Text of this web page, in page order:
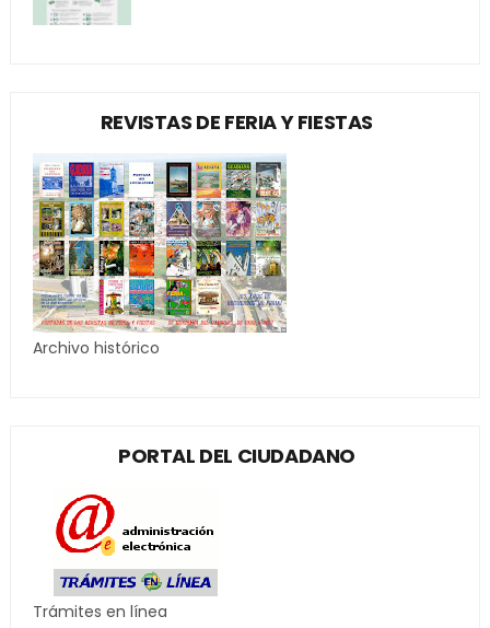
REVISTAS DE FERIA Y FIESTAS
Archivo histórico
PORTAL DEL CIUDADANO
Trámites en línea